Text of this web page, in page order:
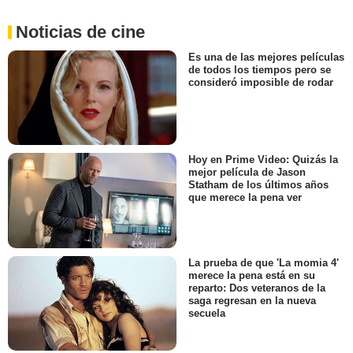
Noticias de cine
Es una de las mejores películas
de todos los tiempos pero se
consideró imposible de rodar
Hoy en Prime Video: Quizás la
mejor película de Jason
Statham de los últimos años
que merece la pena ver
La prueba de que 'La momia 4'
merece la pena está en su
reparto: Dos veteranos de la
saga regresan en la nueva
secuela